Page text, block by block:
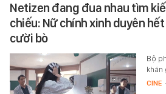
Netizen đang đua nhau tìm
chiếu: Nữ chính xinh duyên
cười bò
Bộ
khán
CINE